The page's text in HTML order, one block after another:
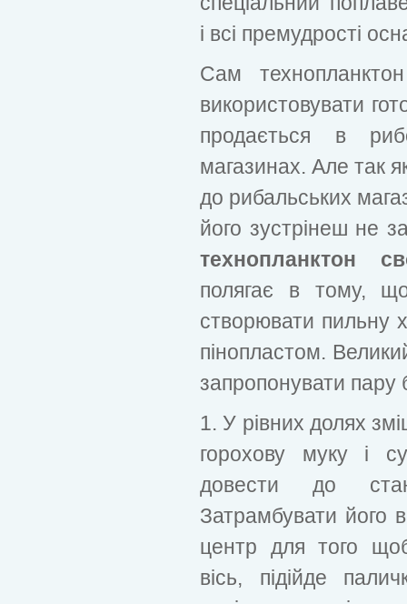
і всі премудрості
Сам
використовувати
продається в
магазинах. Але так
до рибальських
його зустрінеш не
технопланктон
полягає в тому,
створювати пильну
пінопластом.
запропонувати пару
1. У рівних долях
горохову муку і
довести до
Затрамбувати його
центр для того
вісь, підійде